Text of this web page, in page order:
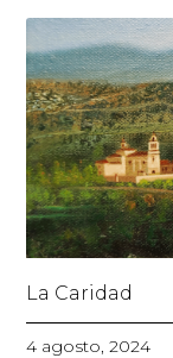
La Caridad
4 agosto, 2024